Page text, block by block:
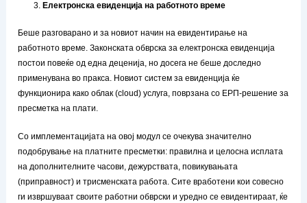
Електронска евиденција на работното време
Беше разговарано и за новиот начин на евидентирање на
работното време. Законската обврска за електронска евиденција
постои повеќе од една деценија, но досега не беше доследно
применувана во пракса. Новиот систем за евиденција ќе
функционира како облак (cloud) услуга, поврзана со ЕРП-решение за
пресметка на плати.
Со имплементацијата на овој модул се очекува значително
подобрување на платните пресметки: правилна и целосна исплата
на дополнителните часови, дежурствата, повикувањата
(приправност) и трисменската работа. Сите вработени кои совесно
ги извршуваат своите работни обврски и уредно се евидентираат, ќе